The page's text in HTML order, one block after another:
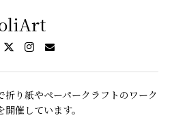
り紙やペーパークラフトのワーク
開催しています。